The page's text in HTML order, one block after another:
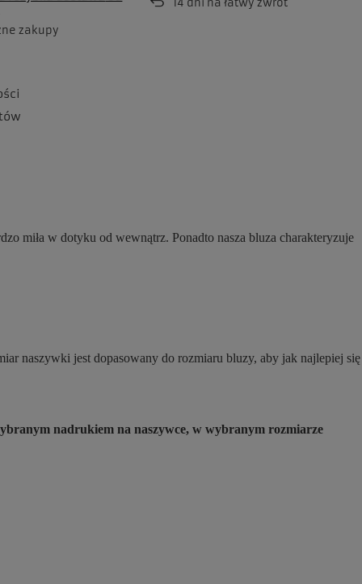
14 dni na łatwy zwrot
zakupy
miła w dotyku od wewnątrz. Ponadto nasza bluza charakteryzuje
naszywki jest dopasowany do rozmiaru bluzy, aby jak najlepiej się
nadrukiem na naszywce, w wybranym rozmiarze